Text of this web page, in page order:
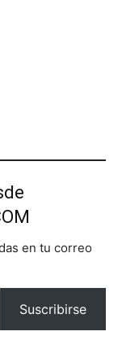
en tu correo
Suscribirse